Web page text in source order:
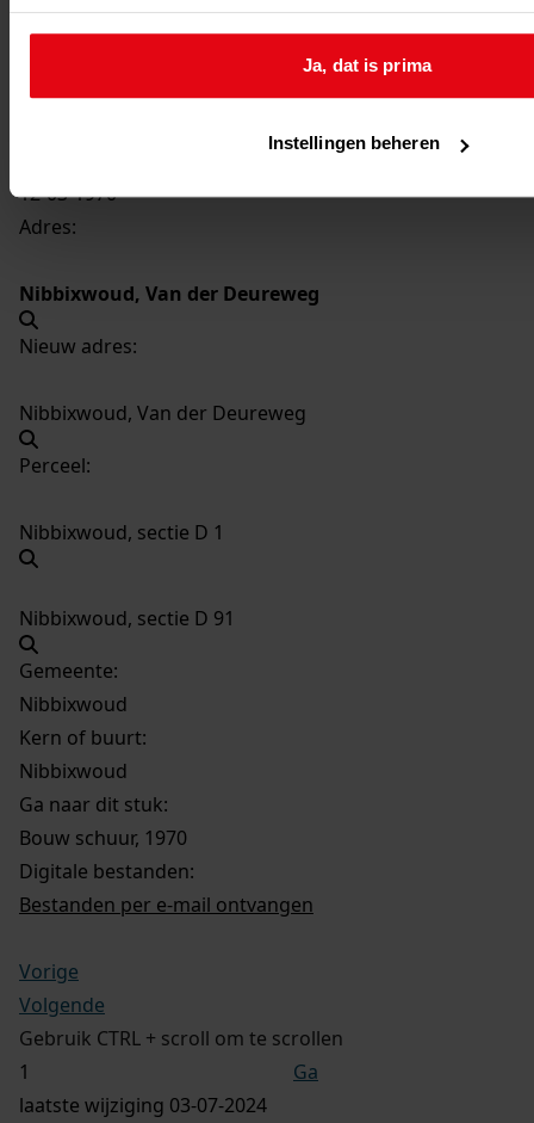
Ja, dat is prima
Instellingen beheren
Beschrijving:
12-03-1970
Adres:
Nibbixwoud, Van der Deureweg
Nieuw adres:
Nibbixwoud, Van der Deureweg
Perceel:
Nibbixwoud, sectie D 1
Nibbixwoud, sectie D 91
Gemeente:
Nibbixwoud
Kern of buurt:
Nibbixwoud
Ga naar dit stuk:
Bouw schuur, 1970
Digitale bestanden:
Bestanden per e-mail ontvangen
Vorige
Volgende
Gebruik CTRL + scroll om te scrollen
Ga
laatste wijziging 03-07-2024